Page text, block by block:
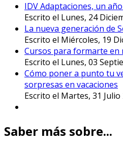
IDV Adaptaciones, un
Escrito el Lunes, 24
La nueva generación de
Escrito el Miércoles, 19
Cursos para formarte en
Escrito el Lunes, 03
Cómo poner a punto tu
sorpresas en vacaciones
Escrito el Martes, 31 Julio
Saber más sobre...